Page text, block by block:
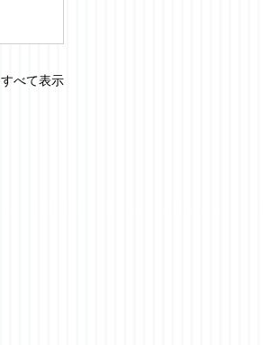
すべて表示